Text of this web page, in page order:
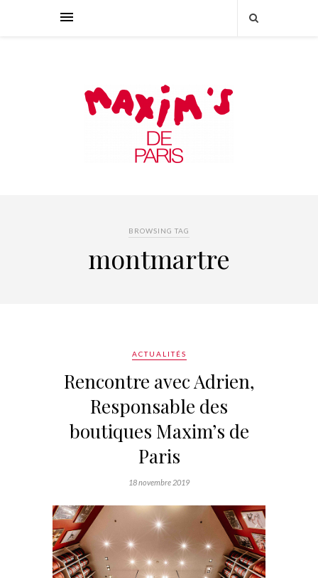
BROWSING TAG
montmartre
ACTUALITÉS
Rencontre avec Adrien,
Responsable des
boutiques Maxim’s de
Paris
18 novembre 2019